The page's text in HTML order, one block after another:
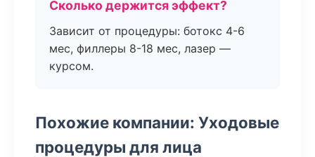
Сколько держится эффект?
Зависит от процедуры: ботокс 4-6
мес, филлеры 8-18 мес, лазер —
курсом.
Похожие компании: Уходовые
процедуры для лица